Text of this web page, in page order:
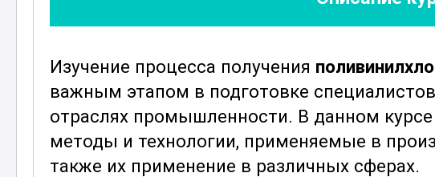
Изучение процесса получения
важным этапом в подготовке
отраслях промышленности. В данном
методы и технологии, применяемые в
также их применение в различных сферах.